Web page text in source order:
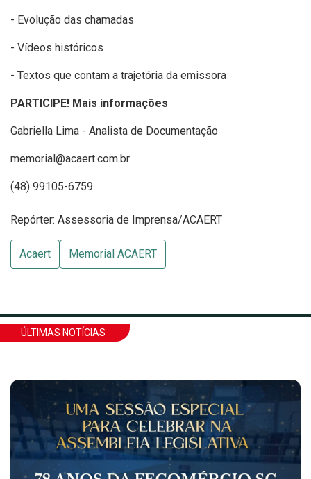
- Evolução das chamadas
- Vídeos históricos
- Textos que contam a trajetória da emissora
PARTICIPE! Mais informações
Gabriella Lima - Analista de Documentação
memorial@acaert.com.br
(48) 99105-6759
Repórter: Assessoria de Imprensa/ACAERT
Acaert Memorial ACAERT
ÚLTIMAS NOTÍCIAS